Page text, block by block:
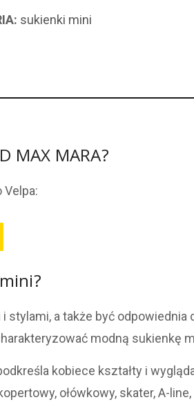
sukienki mini
MAX MARA?
stylami, a także być odpowiednia
modną sukienkę
kobiece kształty i
ołówkowy, skater, A-line,